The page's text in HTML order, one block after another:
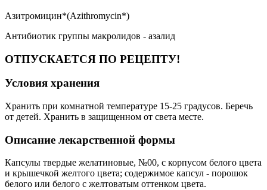
Азитромицин*(Azithromycin*)
Антибиотик группы макролидов - азалид
ОТПУСКАЕТСЯ ПО РЕЦЕПТУ!
Условия хранения
Хранить при комнатной температуре 15-25 градусов. Беречь
от детей. Хранить в защищенном от света месте.
Описание лекарственной формы
Капсулы твердые желатиновые, №00, с корпусом белого цвета
и крышечкой желтого цвета; содержимое капсул - порошок
белого или белого с желтоватым оттенком цвета.